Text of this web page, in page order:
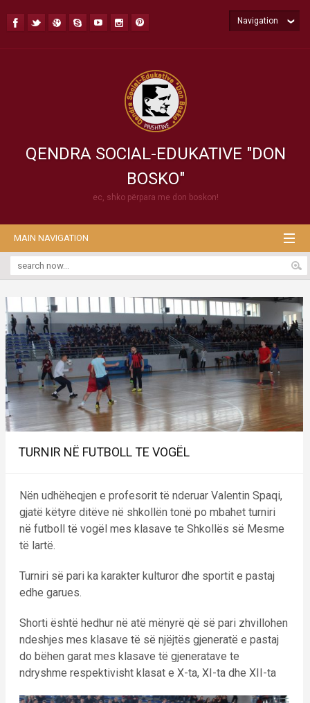
QENDRA SOCIAL-EDUKATIVE "DON
BOSKO"
ec, shko përpara me don boskon!
Navigation
MAIN NAVIGATION
TURNIR NË FUTBOLL TE VOGËL
Nën udhëheqjen e profesorit të nderuar Valentin Spaqi,
gjatë këtyre ditëve në shkollën tonë po mbahet turniri
në futboll të vogël mes klasave te Shkollës së Mesme
të lartë.
Turniri së pari ka karakter kulturor dhe sportit e pastaj
edhe garues.
Shorti është hedhur në atë mënyrë që së pari zhvillohen
ndeshjes mes klasave të së njëjtës gjeneratë e pastaj
do bëhen garat mes klasave të gjeneratave te
ndryshme respektivisht klasat e X-ta, XI-ta dhe XII-ta